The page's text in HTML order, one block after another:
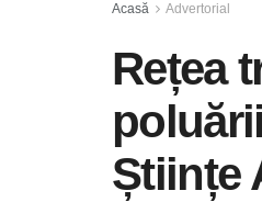
Acasă Advertorial
Rețea
Științe